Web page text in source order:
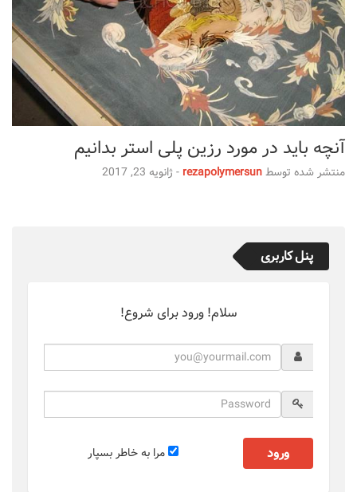
آنچه باید در مورد رزین پلی استر بدانیم
منتشر شده توسطrezapolymersun
-ژانویه 23, 2017
پنل کاربری
سلام! ورود برای شروع!
مرا به خاطر بسپار ورود